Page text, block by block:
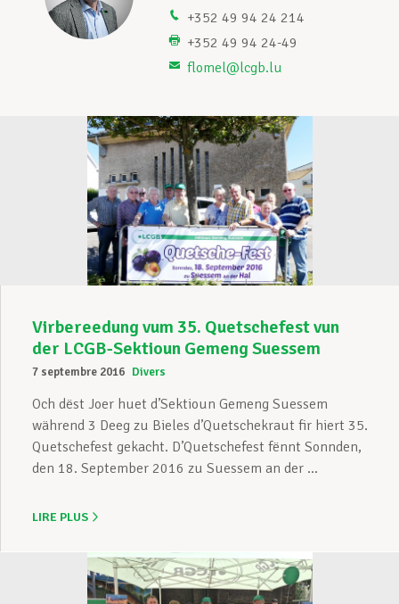
Assistance en vie privée
Développement professionnel
Devenir Membre
Actualités
+352 49 94 24 214
+352 49 94 24-49
flomel@lcgb.lu
Virbereedung vum 35. Quetschefest vun
der LCGB-Sektioun Gemeng Suessem
7 septembre 2016 Divers
Och dëst Joer huet d’Sektioun Gemeng Suessem
während 3 Deeg zu Bieles d’Quetschekraut fir hiert 35.
Quetschefest gekacht. D’Quetschefest fënnt Sonnden,
den 18. September 2016 zu Suessem an der ...
LIRE PLUS